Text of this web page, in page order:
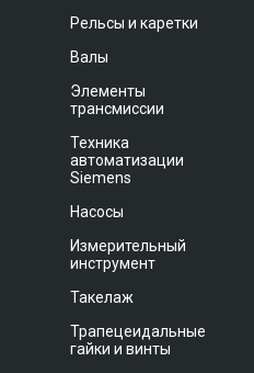
Рельсы и каретки
Валы
Элементы
трансмиссии
Техника
автоматизации
Siemens
Насосы
Измерительный
инструмент
Такелаж
Трапецеидальные
гайки и винты